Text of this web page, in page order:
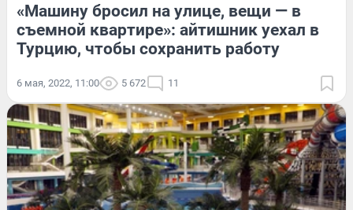
«Машину бросил на улице, вещи — в
съемной квартире»: айтишник уехал в
Турцию, чтобы сохранить работу
6 мая, 2022, 11:00 5 672 11